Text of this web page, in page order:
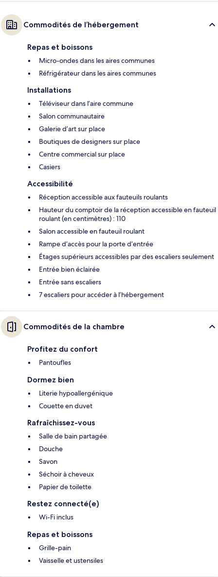
Commodités de l’hébergement
Repas et boissons
Micro-ondes dans les aires communes
Réfrigérateur dans les aires communes
Installations
Téléviseur dans l’aire commune
Salon communautaire
Galerie d’art sur place
Boutiques de designers sur place
Centre commercial sur place
Casiers
Accessibilité
Réception accessible aux fauteuils roulants
Hauteur du comptoir de la réception accessible en fauteuil
roulant (en centimètres) : 110
Salon accessible en fauteuil roulant
Rampe d’accès pour la porte d’entrée
Étages supérieurs accessibles par des escaliers seulement
Entrée bien éclairée
Entrée sans escaliers
7 escaliers pour accéder à l’hébergement
Commodités de la chambre
Profitez du confort
Pantoufles
Dormez bien
Literie hypoallergénique
Couette en duvet
Rafraîchissez-vous
Salle de bain partagée
Douche
Savon
Séchoir à cheveux
Papier de toilette
Restez connecté(e)
Wi-Fi inclus
Repas et boissons
Grille-pain
Vaisselle et ustensiles